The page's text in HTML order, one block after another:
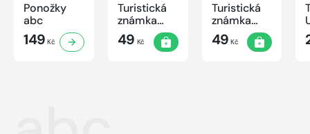
Ponožky
abc
149 Kč
Turistická
známka
ABC -
Časová
49 Kč
Turistická
známka
ABC
49 Kč